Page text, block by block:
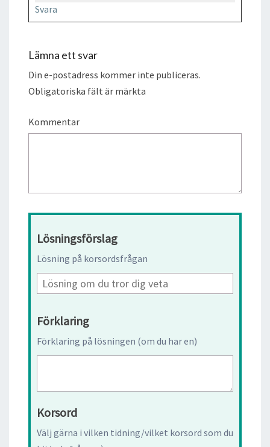
Svara
Lämna ett svar
Din e-postadress kommer inte publiceras.
Obligatoriska fält är märkta
Kommentar
Lösningsförslag
Lösning på korsordsfrågan
Förklaring
Förklaring på lösningen (om du har en)
Korsord
Välj gärna i vilken tidning/vilket korsord som du